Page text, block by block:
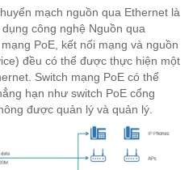
mạch nguồn qua Ethernet là
công nghệ Nguồn qua
PoE, kết nối mạng và nguồn
đều có thể được thực hiện một
Switch mạng PoE có thể
hạn như switch PoE cổng
được quản lý và quản lý.